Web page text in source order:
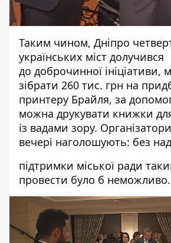
Таким чином, Дніпро
українських міст долучився
до доброчинної ініціативи,
зібрати 260 тис. грн на
принтеру Брайля, за
можна друкувати книжки
із вадами зору.
вечері наголошують: без
підтримки міської ради
провести було б неможливо.